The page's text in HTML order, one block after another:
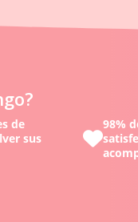
de
sus
98%